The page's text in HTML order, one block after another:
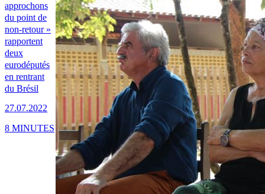
approchons
du point de
non-retour »
rapportent
deux
eurodéputés
en rentrant
du Brésil
27.07.2022
8 MINUTES